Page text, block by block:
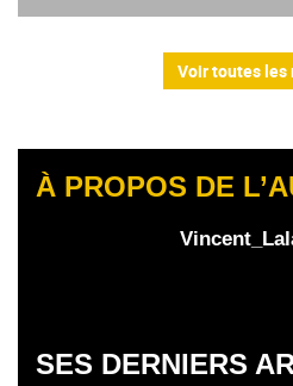
Voir toutes les
À PROPOS DE
SES DERNIERS